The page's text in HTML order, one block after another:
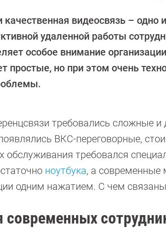
качественная видеосвязь – одно
удаленной работы
особое внимание
простые, но при этом очень
требовались сложные и
ВКС-переговорные,
требовался
ноутбука, а современные
одним нажатием. С чем